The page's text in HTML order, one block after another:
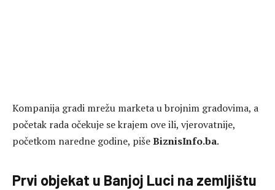
Kompanija gradi mrežu marketa u brojnim gradovima, a
početak rada očekuje se krajem ove ili, vjerovatnije,
početkom naredne godine, pišeBiznisInfo.ba.
Prvi objekat u Banjoj Luci na zemljištu